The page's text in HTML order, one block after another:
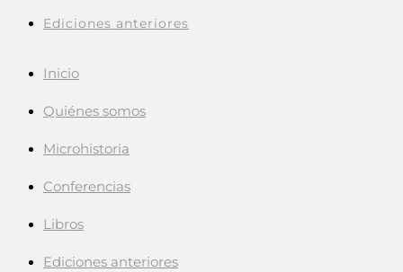
Ediciones anteriores
Inicio
Quiénes somos
Microhistoria
Conferencias
Libros
Ediciones anteriores